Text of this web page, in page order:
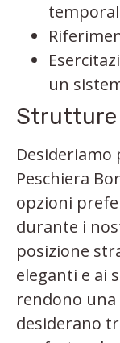
un
Strutture
Desideriamo
Peschiera
opzioni
durante i
posizione
eleganti e ai
rendono una
desiderano